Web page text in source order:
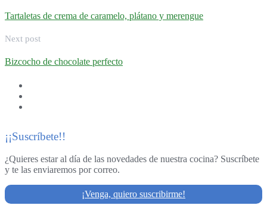
Tartaletas de crema de caramelo, plátano y merengue
Next post
Bizcocho de chocolate perfecto
¡¡Suscríbete!!
¿Quieres estar al día de las novedades de nuestra cocina? Suscríbete
y te las enviaremos por correo.
¡Venga, quiero suscribirme!